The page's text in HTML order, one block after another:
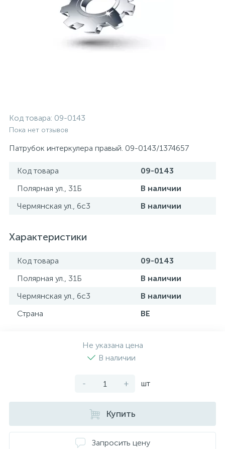
Код товара: 09-0143
Пока нет отзывов
Патрубок интеркулера правый. 09-0143/1374657
Код товара
09-0143
Полярная ул., 31Б
В наличии
Чермянская ул., 6с3
В наличии
Характеристики
Код товара
09-0143
Полярная ул., 31Б
В наличии
Чермянская ул., 6с3
В наличии
Страна
BE
Не указана цена
В наличии
- + шт
Купить
Запросить цену